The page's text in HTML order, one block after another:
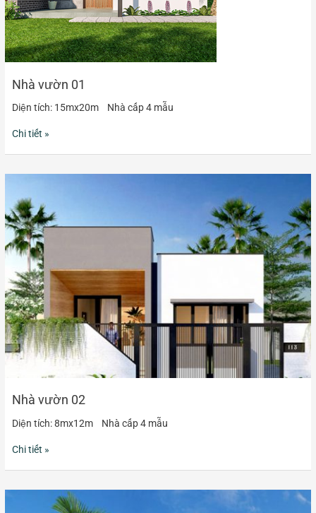
Nhà vườn 01
Diện tích: 15mx20m Nhà cấp 4 mẫu
Chi tiết »
Nhà vườn 02
Diện tích: 8mx12m Nhà cấp 4 mẫu
02
Chi tiết »